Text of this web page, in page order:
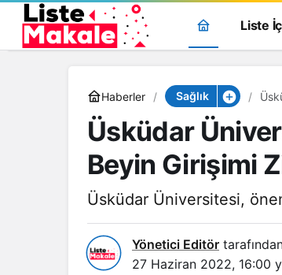
Liste
Haberler Sağlık
Üsküdar
Beyin Girişimi
Üsküdar Üniversitesi,
Yönetici Editör
27 Haziran 2022, 16:00